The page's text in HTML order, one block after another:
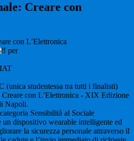
Creare con
per
(unica studentessa tra tutti i finalisti)
con L’Elettronica - XIX Edizione
Napoli.
Sensibilità al Sociale
un dispositivo wearable intelligente ed
la sicurezza personale attraverso il